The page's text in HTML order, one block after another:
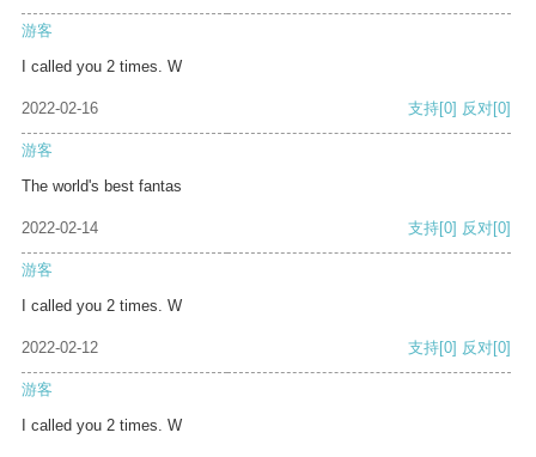
游客
I called you 2 times. W
2022-02-16 支持[0] 反对[0]
游客
The world's best fantas
2022-02-14 支持[0] 反对[0]
游客
I called you 2 times. W
2022-02-12 支持[0] 反对[0]
游客
I called you 2 times. W